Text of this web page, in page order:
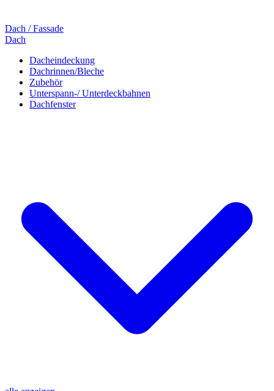
Dach / Fassade
Dach
Dacheindeckung
Dachrinnen/Bleche
Zubehör
Unterspann-/ Unterdeckbahnen
Dachfenster